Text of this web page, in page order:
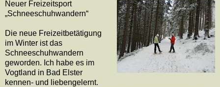
Neuer Freizeitsport
„Schneeschuhwandern“
Die neue Freizeitbetätigung
im Winter ist das
Schneeschuhwandern
geworden. Ich habe es im
Vogtland in Bad Elster
kennen- und liebengelernt.